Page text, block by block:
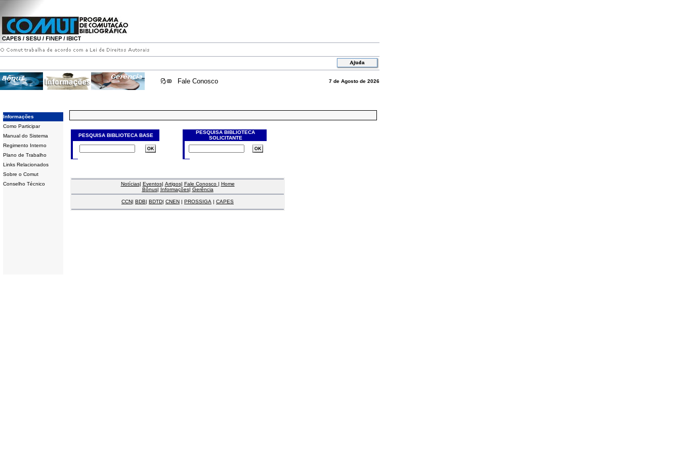
Fale Conosco 7 de Agosto de 2026
Informações
Como Participar
Manual do Sistema
Regimento Interno
Plano de Trabalho
Links Relacionados
Sobre o Comut
Conselho Técnico
PESQUISA BIBLIOTECA BASE
PESQUISA BIBLIOTECA
SOLICITANTE
Notícias| Eventos| Artigos| Fale Conosco | Home
Bônus| Informações| Gerência
CCN| BDB| BDTD| CNEN | PROSSIGA | CAPES